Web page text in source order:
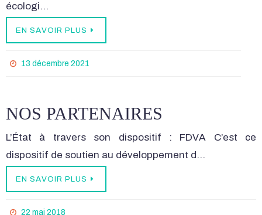
écologi…
EN SAVOIR PLUS
13 décembre 2021
NOS PARTENAIRES
L’État à travers son dispositif : FDVA C’est ce
dispositif de soutien au développement d…
EN SAVOIR PLUS
22 mai 2018